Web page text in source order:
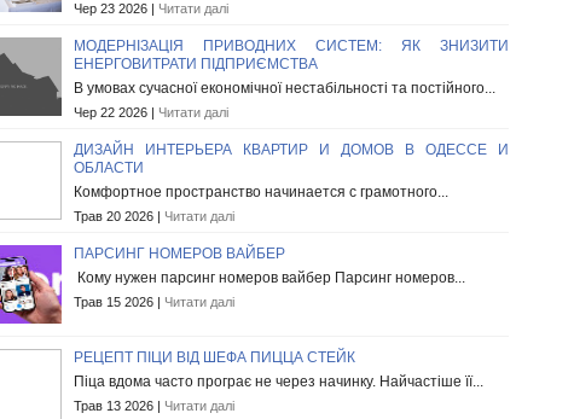
Чер 23 2026 | Читати далі
МОДЕРНІЗАЦІЯ ПРИВОДНИХ СИСТЕМ: ЯК ЗНИЗИТИ
ЕНЕРГОВИТРАТИ ПІДПРИЄМСТВА
В умовах сучасної економічної нестабільності та постійного...
Чер 22 2026 | Читати далі
ДИЗАЙН ИНТЕРЬЕРА КВАРТИР И ДОМОВ В ОДЕССЕ И
ОБЛАСТИ
Комфортное пространство начинается с грамотного...
Трав 20 2026 | Читати далі
ПАРСИНГ НОМЕРОВ ВАЙБЕР
Кому нужен парсинг номеров вайбер Парсинг номеров...
Трав 15 2026 | Читати далі
РЕЦЕПТ ПІЦИ ВІД ШЕФА ПИЦЦА СТЕЙК
Піца вдома часто програє не через начинку. Найчастіше її...
Трав 13 2026 | Читати далі